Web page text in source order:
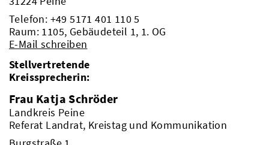
Telefon: +49 5171 401 110 5
Raum: 1105, Gebäudeteil 1, 1. OG
E-Mail schreiben
Stellvertretende
Kreissprecherin:
Frau Katja Schröder
Landkreis Peine
Referat Landrat, Kreistag und Kommunikation